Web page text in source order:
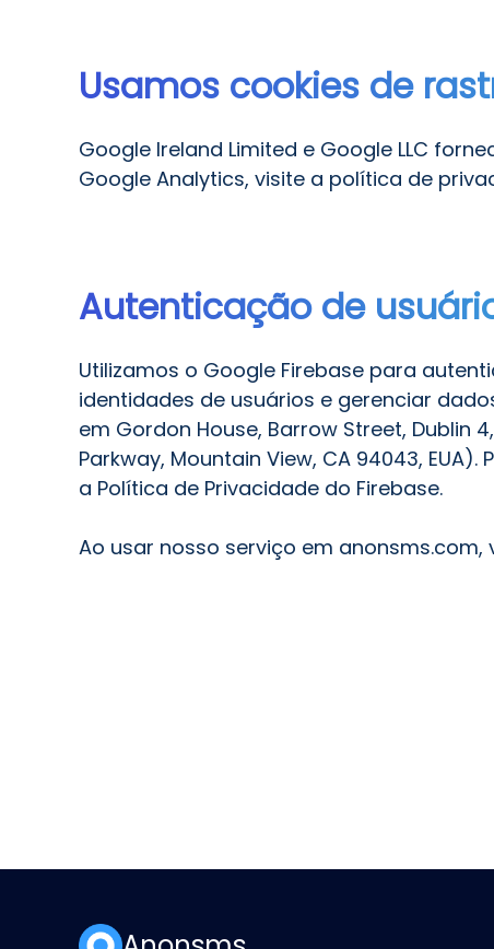
Usamos cookies de
Google Ireland Limited e Google LLC
Google Analytics, visite a política de
Autenticação de
Utilizamos o Google Firebase para
identidades de usuários e gerenciar
em Gordon House, Barrow Street, Dublin
Parkway, Mountain View, CA 94043,
a Política de Privacidade do Firebase.
Ao usar nosso serviço em